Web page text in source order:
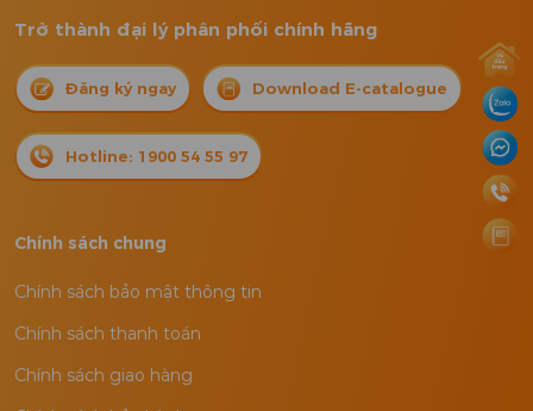
Trở thành đại lý phân phối chính hãng
Đăng ký ngay Download E-catalogue
Hotline: 1900 54 55 97
Chính sách chung
Chính sách bảo mật thông tin
Chính sách thanh toán
Chính sách giao hàng